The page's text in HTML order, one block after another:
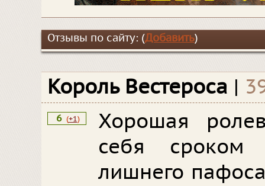
Отзывы по сайту: (Добавить)
Король Вестероса |
6 (+1)
Хорошая
себя сроком
лишнего